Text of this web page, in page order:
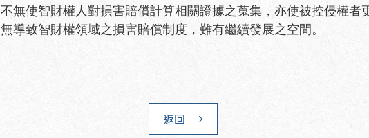
無使智財權人對損害賠償計算相關證據之蒐集，亦使被控侵權
導致智財權領域之損害賠償制度，難有繼續發展之空間。
返回